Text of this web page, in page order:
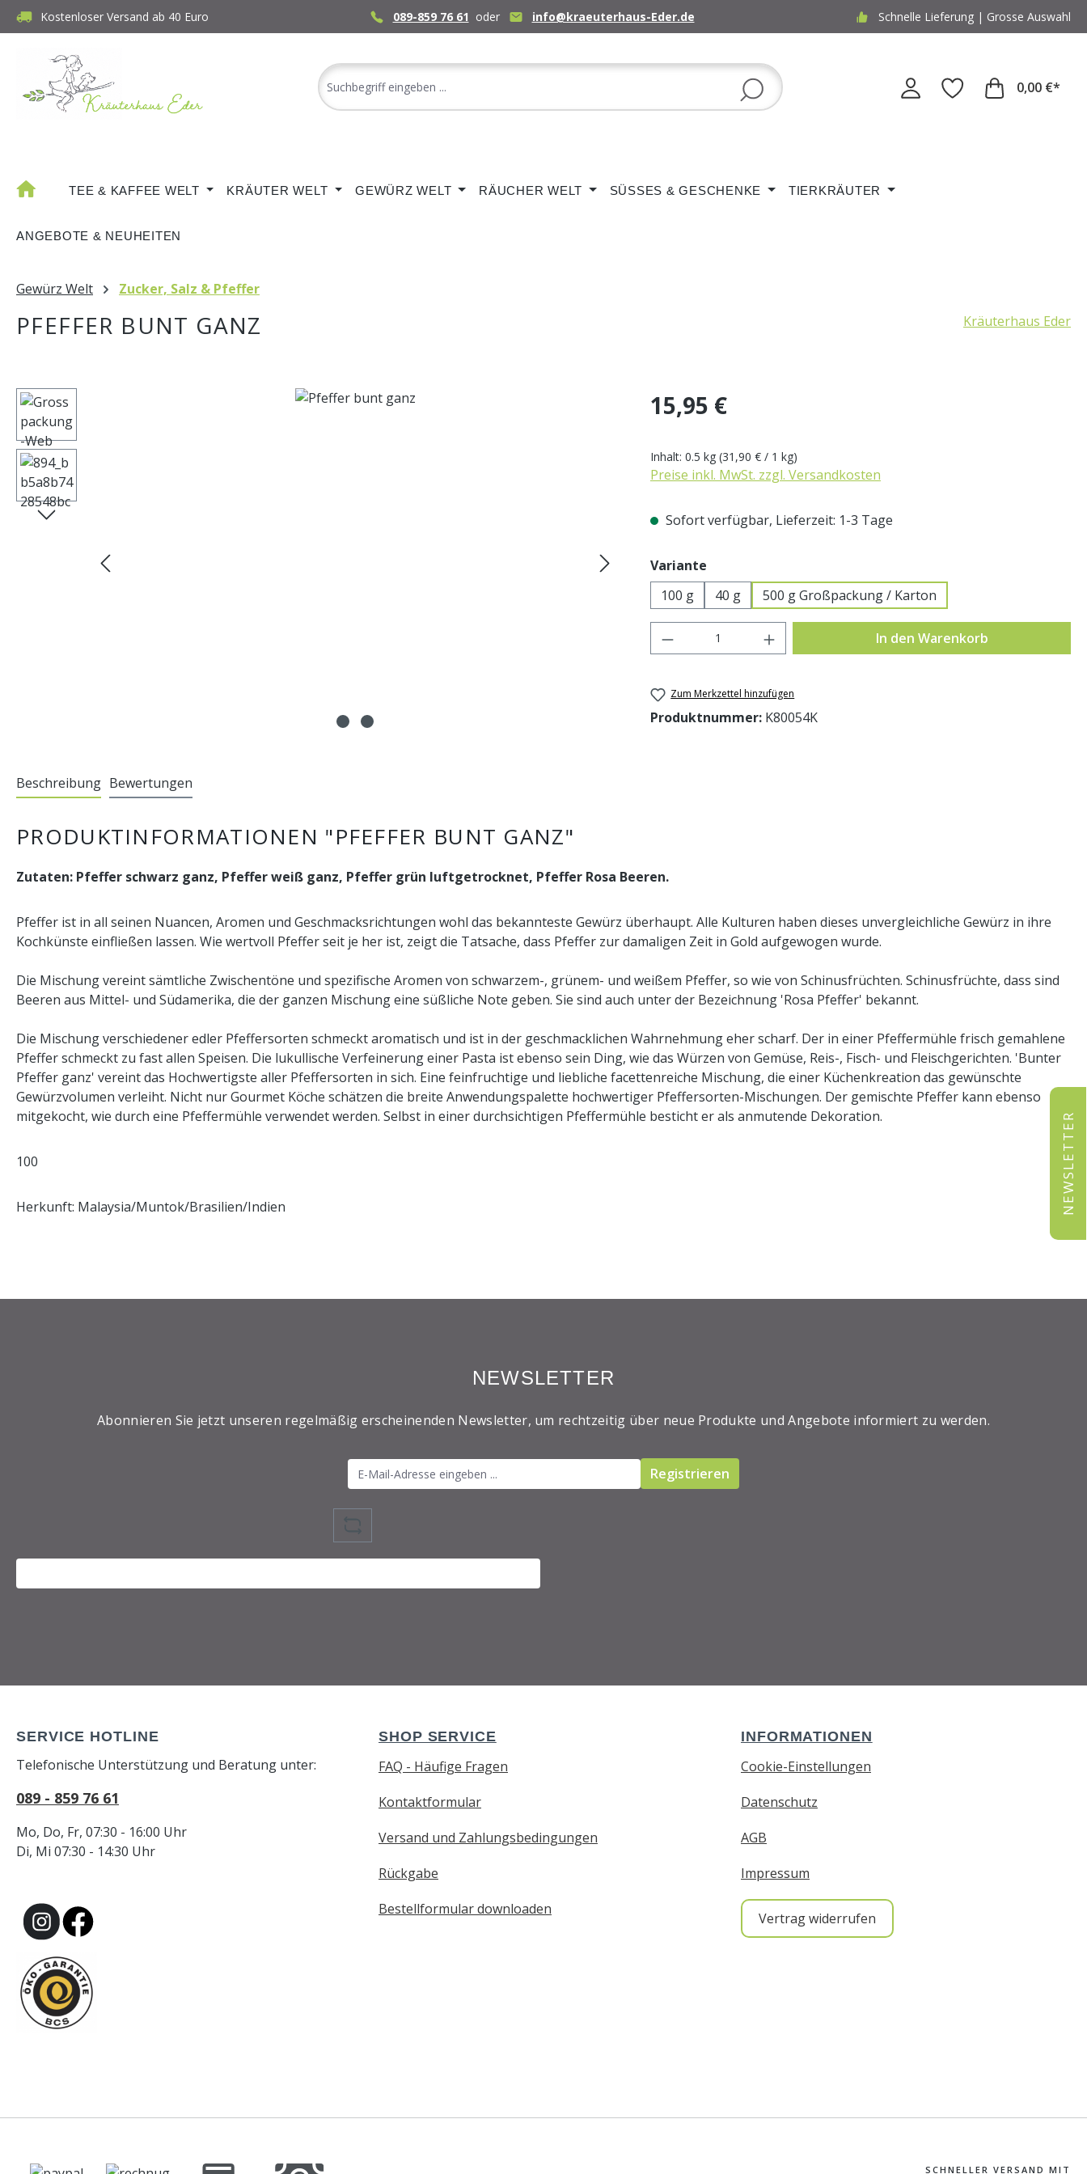
Hauptinhalt springen
Zur Suche springen
Zur Hauptnavigation springen
Kostenloser Versand ab 40 Euro 089-859 76 61 oder info@kraeuterhaus-Eder.de Schnelle Lieferung | Grosse Auswahl
0,00 €*
TEE & KAFFEE WELT KRÄUTER WELT GEWÜRZ WELT RÄUCHER WELT SÜSSES & GESCHENKE TIERKRÄUTER
ANGEBOTE & NEUHEITEN
Gewürz Welt Zucker, Salz & Pfeffer
PFEFFER BUNT GANZ Kräuterhaus Eder
Bildergalerie überspringen Regulärer Preis:
15,95 €
Inhalt: 0.5 kg (31,90 € / 1 kg)
Preise inkl. MwSt. zzgl. Versandkosten
Sofort verfügbar, Lieferzeit: 1-3 Tage
Variante
100 g
40 g 500 g Großpackung / Karton
Produkt Anzahl: Gib den gewünschten Wert
In den Warenkorb
Zum Merkzettel hinzufügen
Produktnummer: K80054K
Beschreibung Bewertungen
PRODUKTINFORMATIONEN "PFEFFER BUNT GANZ"
Zutaten: Pfeffer schwarz ganz, Pfeffer weiß ganz, Pfeffer grün luftgetrocknet, Pfeffer Rosa Beeren.
Pfeffer ist in all seinen Nuancen, Aromen und Geschmacksrichtungen wohl das bekannteste Gewürz überhaupt. Alle Kulturen haben dieses unvergleichliche Gewürz in ihre
Kochkünste einfließen lassen. Wie wertvoll Pfeffer seit je her ist, zeigt die Tatsache, dass Pfeffer zur damaligen Zeit in Gold aufgewogen wurde.
Die Mischung vereint sämtliche Zwischentöne und spezifische Aromen von schwarzem-, grünem- und weißem Pfeffer, so wie von Schinusfrüchten. Schinusfrüchte, dass sind
Beeren aus Mittel- und Südamerika, die der ganzen Mischung eine süßliche Note geben. Sie sind auch unter der Bezeichnung 'Rosa Pfeffer' bekannt.
Die Mischung verschiedener edler Pfeffersorten schmeckt aromatisch und ist in der geschmacklichen Wahrnehmung eher scharf. Der in einer Pfeffermühle frisch gemahlene
Pfeffer schmeckt zu fast allen Speisen. Die lukullische Verfeinerung einer Pasta ist ebenso sein Ding, wie das Würzen von Gemüse, Reis-, Fisch- und Fleischgerichten. 'Bunter
Pfeffer ganz' vereint das Hochwertigste aller Pfeffersorten in sich. Eine feinfruchtige und liebliche facettenreiche Mischung, die einer Küchenkreation das gewünschte
Gewürzvolumen verleiht. Nicht nur Gourmet Köche schätzen die breite Anwendungspalette hochwertiger Pfeffersorten-Mischungen. Der gemischte Pfeffer kann ebenso
mitgekocht, wie durch eine Pfeffermühle verwendet werden. Selbst in einer durchsichtigen Pfeffermühle besticht er als anmutende Dekoration.
100
Herkunft: Malaysia/Muntok/Brasilien/Indien
NEWSLETTER
Abonnieren Sie jetzt unseren regelmäßig erscheinenden Newsletter, um rechtzeitig über neue Produkte und Angebote informiert zu werden.
Registrieren
SERVICE HOTLINE
Telefonische Unterstützung und Beratung unter:
089 - 859 76 61
Mo, Do, Fr, 07:30 - 16:00 Uhr
Di, Mi 07:30 - 14:30 Uhr
SHOP SERVICE
FAQ - Häufige Fragen
Kontaktformular
Versand und Zahlungsbedingungen
Rückgabe
Bestellformular downloaden
INFORMATIONEN
Cookie-Einstellungen
Datenschutz
AGB
Impressum
Vertrag widerrufen
NEWSLETTER
SCHNELLER VERSAND MIT